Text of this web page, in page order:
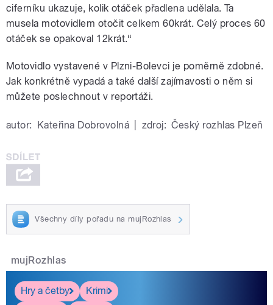
ciferníku ukazuje, kolik otáček přadlena udělala. Ta
musela motovidlem otočit celkem 60krát. Celý proces 60
otáček se opakoval 12krát.“
Motovidlo vystavené v Plzni-Bolevci je poměrně zdobné.
Jak konkrétně vypadá a také další zajímavosti o něm si
můžete poslechnout v reportáži.
autor: Kateřina Dobrovolná zdroj: Český rozhlas Plzeň
Všechny díly pořadu na mujRozhlas
mujRozhlas
Hry a četby Krimi